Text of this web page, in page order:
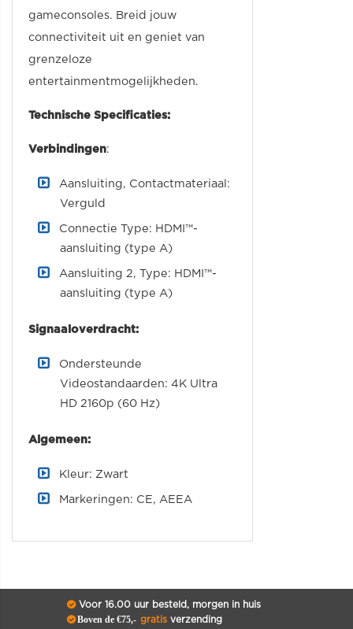
gameconsoles. Breid jouw
connectiviteit uit en geniet van
grenzeloze
entertainmentmogelijkheden.
Technische Specificaties:
Verbindingen:
Aansluiting, Contactmateriaal:
Verguld
Connectie Type: HDMI™-
aansluiting (type A)
Aansluiting 2, Type: HDMI™-
aansluiting (type A)
Signaaloverdracht:
Ondersteunde
Videostandaarden: 4K Ultra
HD 2160p (60 Hz)
Algemeen:
Kleur: Zwart
Markeringen: CE, AEEA
Voor 16.00 uur besteld, morgen in huis
Boven de €75,- gratisverzending